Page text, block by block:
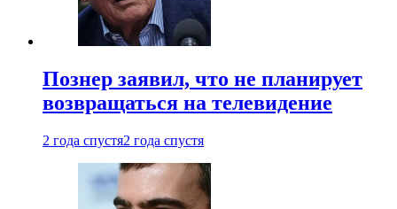
Познер заявил, что не планирует
возвращаться на телевидение
2 года спустя2 года спустя